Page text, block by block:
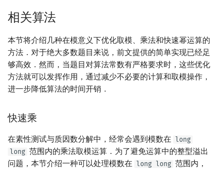
相关算法
本节将介绍几种在模意义下优化取模、乘法和快速幂运算的
方法．对于绝大多数题目来说，前文提供的简单实现已经足
够高效．然而，当题目对算法常数有严格要求时，这些优化
方法就可以发挥作用，通过减少不必要的计算和取模操作，
进一步降低算法的时间开销．
快速乘
在素性测试与质因数分解中，经常会遇到模数在 long
long 范围内的乘法取模运算．为了避免运算中的整型溢出
问题，本节介绍一种可以处理模数在 long long 范围内，